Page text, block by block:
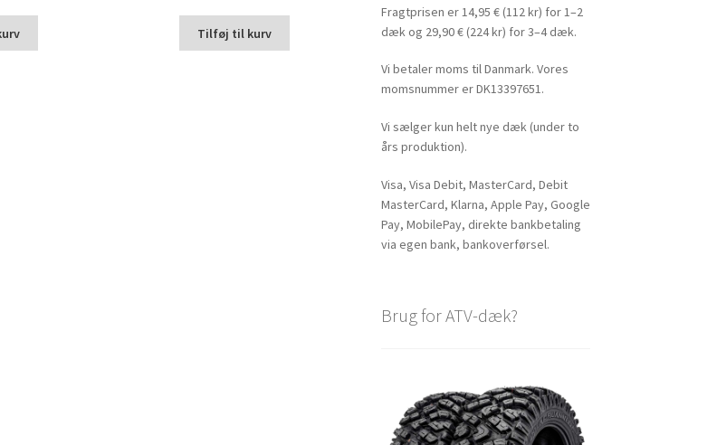
Tilføj til kurv
Fragtprisen er 14,95 € (112 kr) for 1–2
dæk og 29,90 € (224 kr) for 3–4 dæk.
Vi betaler moms til Danmark. Vores
momsnummer er DK13397651.
Vi sælger kun helt nye dæk (under to
års produktion).
Visa, Visa Debit, MasterCard, Debit
MasterCard, Klarna, Apple Pay, Google
Pay, MobilePay, direkte bankbetaling
via egen bank, bankoverførsel.
Brug for ATV-dæk?